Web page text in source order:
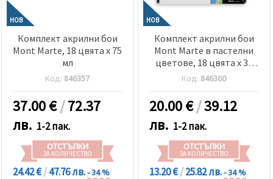
НОВ
Комплект акрилни бои
Mont Marte, 18 цвята x 75
мл
Код: 846357
37.00€/72.37
лв. 1-2 пак.
ОТСТЪПКИ
ЗА КОЛИЧЕСТВО
24.42 €/47.76 лв.- 34 %
НОВ
Комплект акрилни бои
Mont Marte в пастелни
цветове, 18 цвята x 36
мл
Код: 846360
20.00€/39.12
лв. 1-2 пак.
ОТСТЪПКИ
ЗА КОЛИЧЕСТВО
13.20 €/25.82 лв.- 34 %